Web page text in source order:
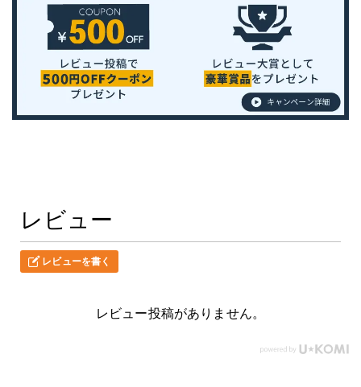
レビュー
レビューを書く
レビュー投稿がありません。